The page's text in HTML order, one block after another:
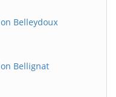
Belleydoux
Bellignat